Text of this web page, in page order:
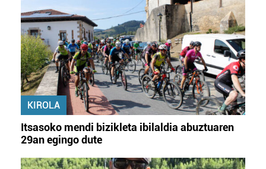
KIROLA
Itsasoko mendi bizikleta ibilaldia abuztuaren
29an egingo dute